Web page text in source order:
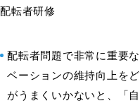
配転者研修
配転者問題で非常に重要
ベーションの維持向上を
がうまくいかないと、「